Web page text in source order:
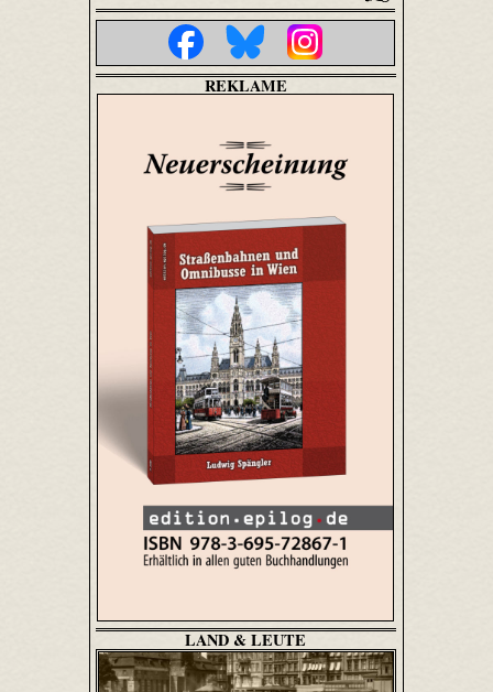
REKLAME
LAND & LEUTE